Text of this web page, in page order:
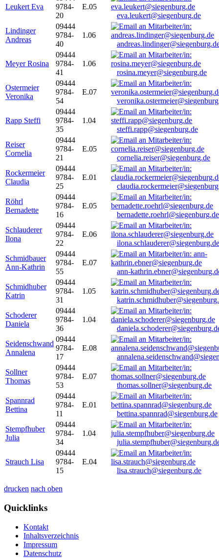
Leukert Eva
9784-
20
E.05
eva.leukert@siegenburg.de
Lindinger
Andreas
09444
9784-
40
1.06
Meyer Rosina
09444
9784-
41
1.06
rosina.meyer@siegenburg.de
Ostermeier
Veronika
09444
9784-
54
E.07
Rapp Steffi
09444
9784-
35
1.04
steffi.rapp@siegenburg.de
Reiser
Cornelia
09444
9784-
21
E.05
cornelia.reiser@siegenburg.de
Rockermeier
Claudia
09444
9784-
25
E.01
Röhrl
Bernadette
09444
9784-
16
E.05
bernadette.roehrl@siegenburg.de
Schlauderer
Ilona
09444
9784-
22
E.06
ilona.schlauderer@siegenburg.de
Schmidbauer
Ann-Kathrin
09444
9784-
55
E.07
ann-
Schmidhuber
Katrin
09444
9784-
31
1.05
Schoderer
Daniela
09444
9784-
36
1.04
Seidenschwand
Annalena
09444
9784-
17
E.08
Sollner
Thomas
09444
9784-
53
E.07
thomas.sollner@siegenburg.de
Spannrad
Bettina
09444
9784-
11
E.01
bettina.spannrad@siegenburg.de
Stempfhuber
Julia
09444
9784-
34
1.04
Strauch Lisa
09444
9784-
15
E.04
lisa.strauch@siegenburg.de
drucken nach oben
Quicklinks
Kontakt
Inhaltsverzeichnis
Impressum
Datenschutz